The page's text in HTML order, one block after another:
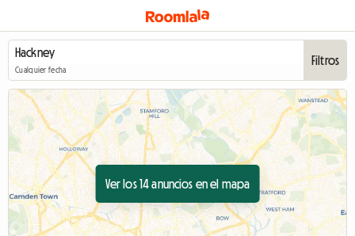
Cualquier fecha
Filtros
Ver los 14 anuncios en el mapa